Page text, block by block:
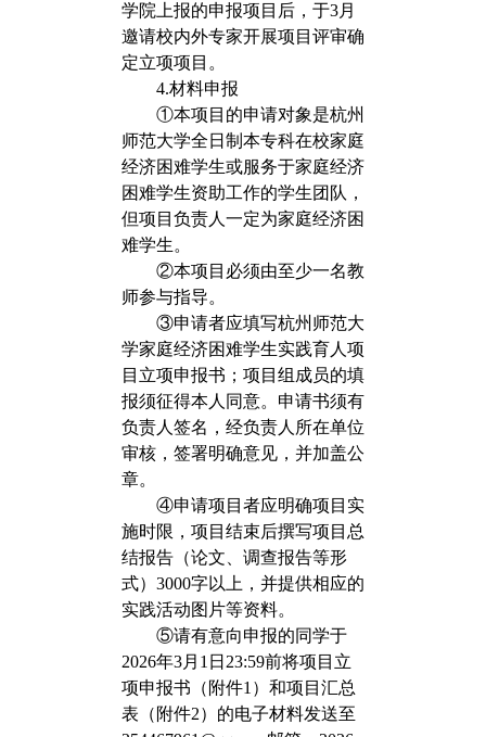
学院上报的申报项目后，于3月
邀请校内外专家开展项目评审确
定立项项目。
4.材料申报
①本项目的申请对象是杭州
师范大学全日制本专科在校家庭
经济困难学生或服务于家庭经济
困难学生资助工作的学生团队，
但项目负责人一定为家庭经济困
难学生。
②本项目必须由至少一名教
师参与指导。
③申请者应填写杭州师范大
学家庭经济困难学生实践育人项
目立项申报书；项目组成员的填
报须征得本人同意。申请书须有
负责人签名，经负责人所在单位
审核，签署明确意见，并加盖公
章。
④申请项目者应明确项目实
施时限，项目结束后撰写项目总
结报告（论文、调查报告等形
式）3000字以上，并提供相应的
实践活动图片等资料。
⑤请有意向申报的同学于
2026年3月 1日23:59前将项目立
项申报书（附件1）和项目汇总
表（附件2）的电子材料发送至